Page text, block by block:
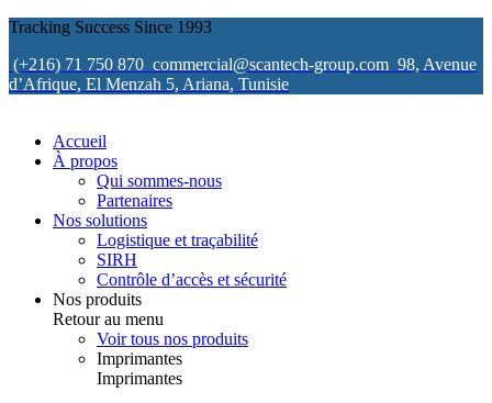
Tracking Success Since 1993
(+216) 71 750 870 commercial@scantech-group.com 98, Avenue
d’Afrique, El Menzah 5, Ariana, Tunisie
Accueil
À propos
Qui sommes-nous
Partenaires
Nos solutions
Logistique et traçabilité
SIRH
Contrôle d’accès et sécurité
Nos produits
Retour au menu
Voir tous nos produits
Imprimantes
Imprimantes